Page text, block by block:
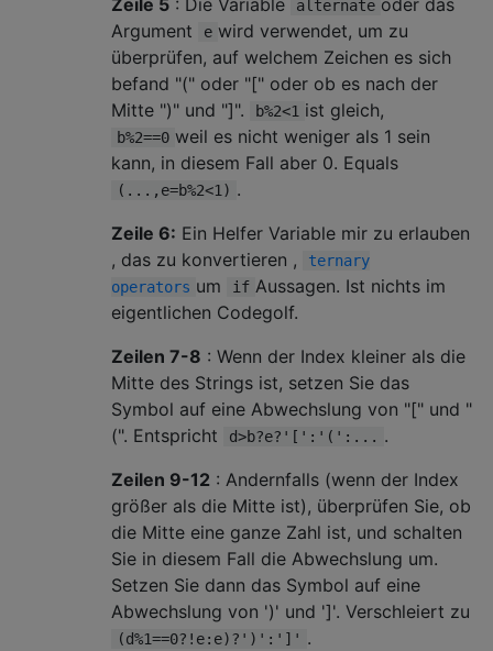
Zeile 5 : Die Variable alternate oder das
Argument
e wird verwendet, um zu
überprüfen, auf welchem ​​Zeichen es sich
befand "(" oder "[" oder ob es nach der
Mitte ")" und "]".
b%2<1 ist gleich,
b%2==0 weil es nicht weniger als 1 sein
kann, in diesem Fall aber 0. Equals
(...,e=b%2<1) .
Zeile 6: Ein Helfer Variable mir zu erlauben
, das zu konvertieren ,
ternary
operators um if Aussagen. Ist nichts im
eigentlichen Codegolf.
Zeilen 7-8 : Wenn der Index kleiner als die
Mitte des Strings ist, setzen Sie das
Symbol auf eine Abwechslung von "[" und "
(". Entspricht
d>b?e?'[':'(':... .
Zeilen 9-12 : Andernfalls (wenn der Index
größer als die Mitte ist), überprüfen Sie, ob
die Mitte eine ganze Zahl ist, und schalten
Sie in diesem Fall die Abwechslung um.
Setzen Sie dann das Symbol auf eine
Abwechslung von ')' und ']'. Verschleiert zu
(d%1==0?!e:e)?')':']' .